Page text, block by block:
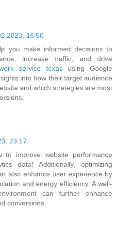
16:50
you make informed decisions to
increase traffic, and drive
service texas using Google
into how their target audience
and which strategies are most
23:17
to improve website performance
data! Additionally, optimizing
also enhance user experience by
and energy efficiency. A well-
can further enhance
conversions.